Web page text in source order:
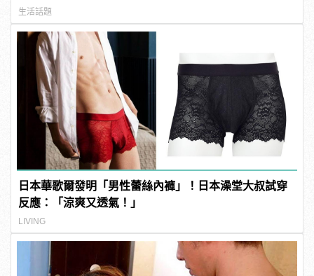
生活話題
日本華歌爾發明「男性蕾絲內褲」！日本澡堂大叔試穿
反應：「涼爽又透氣！」
LIVING